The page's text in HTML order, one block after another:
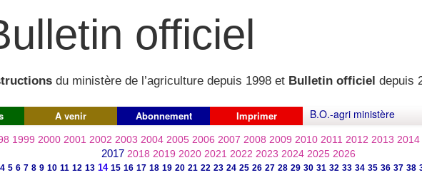
officiel
du ministère de l’agriculture depuis 1998 et Bulletin officiel depuis
A venir Abonnement Imprimer B.O.-agri ministère
1999 2000 2001 2002 2003 2004 2005 2006 2007 2008 2009 2010 2011 2012 2013 2014
2017 2018 2019 2020 2021 2022 2023 2024 2025 2026
4 5 6 7 8 9 10 11 12 13 14 15 16 17 18 19 20 21 22 23 24 25 26 27 28 29 30 31 32 33 34 35 36 37 38